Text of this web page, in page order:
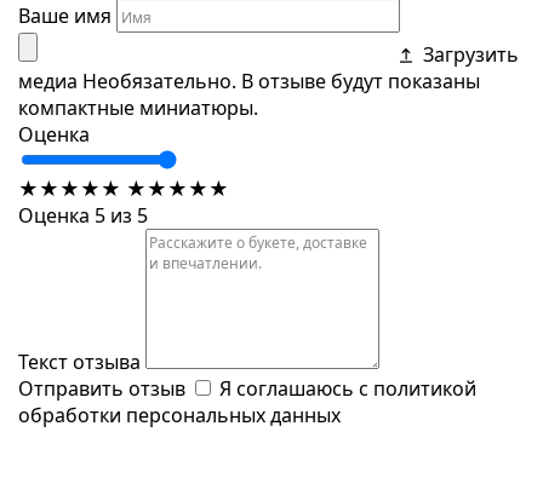
Ваше имя
Загрузить
медиа Необязательно. В отзыве будут показаны
компактные миниатюры.
Оценка
★★★★★ ★★★★★
Оценка 5 из 5
Текст отзыва
Отправить отзыв
Я соглашаюсь с политикой
обработки персональных данных